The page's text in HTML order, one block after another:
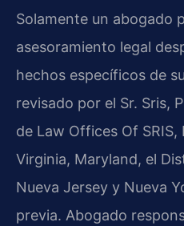
Solamente un abogado
asesoramiento legal
hechos específicos de
revisado por el Sr. Sris,
de Law Offices Of SRIS,
Virginia, Maryland, el
Nueva Jersey y Nueva
previa. Abogado